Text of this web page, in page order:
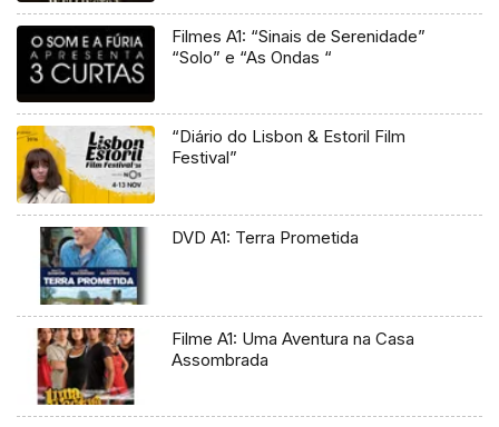
Filmes A1: “Sinais de Serenidade”
“Solo” e “As Ondas “
“Diário do Lisbon & Estoril Film
Festival”
DVD A1: Terra Prometida
Filme A1: Uma Aventura na Casa
Assombrada